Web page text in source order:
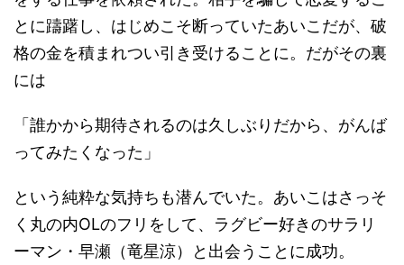
とに躊躇し、はじめこそ断っていたあいこだが、破
格の金を積まれつい引き受けることに。だがその裏
には
「誰かから期待されるのは久しぶりだから、がんば
ってみたくなった」
という純粋な気持ちも潜んでいた。あいこはさっそ
く丸の内OLのフリをして、ラグビー好きのサラリ
ーマン・早瀬（竜星涼）と出会うことに成功。